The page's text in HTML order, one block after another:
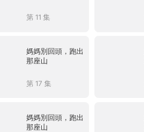
第 11 集
媽媽別回頭，跑出
那座山
第 17 集
媽媽別回頭，跑出
那座山